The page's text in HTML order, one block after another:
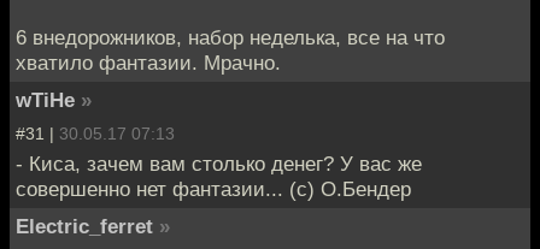
6 внедорожников, набор неделька, все на что
хватило фантазии. Мрачно.
wTiHe »
#31 | 30.05.17 07:13
- Киса, зачем вам столько денег? У вас же
совершенно нет фантазии... (c) О.Бендер
Electric_ferret »